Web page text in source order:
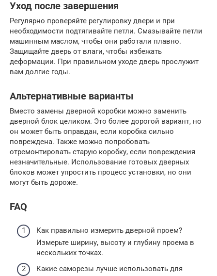
Уход после завершения
Регулярно проверяйте регулировку двери и при
необходимости подтягивайте петли. Смазывайте петли
машинным маслом, чтобы они работали плавно.
Защищайте дверь от влаги, чтобы избежать
деформации. При правильном уходе дверь прослужит
вам долгие годы.
Альтернативные варианты
Вместо замены дверной коробки можно заменить
дверной блок целиком. Это более дорогой вариант, но
он может быть оправдан, если коробка сильно
повреждена. Также можно попробовать
отремонтировать старую коробку, если повреждения
незначительные. Использование готовых дверных
блоков может упростить процесс установки, но они
могут быть дороже.
FAQ
Как правильно измерить дверной проем?
Измерьте ширину, высоту и глубину проема в
нескольких точках.
Какие саморезы лучше использовать для